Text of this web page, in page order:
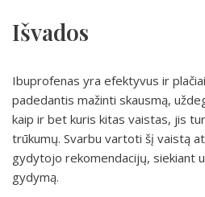
Išvados
Ibuprofenas yra efektyvus ir
padedantis mažinti skausmą,
kaip ir bet kuris kitas vaistas, jis
trūkumų. Svarbu vartoti šį vaistą
gydytojo rekomendacijų, siekiant
gydymą.